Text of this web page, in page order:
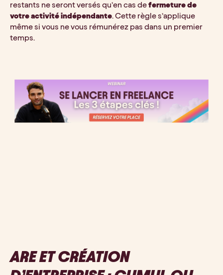
restants ne seront versés qu’en cas de fermeture de
votre activité indépendante. Cette règle s’applique
même si vous ne vous rémunérez pas dans un premier
temps.
ARE ET CRÉATION